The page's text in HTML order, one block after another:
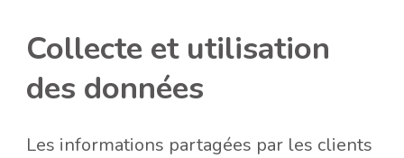
Collecte et utilisation
des données
Les informations partagées par les clients